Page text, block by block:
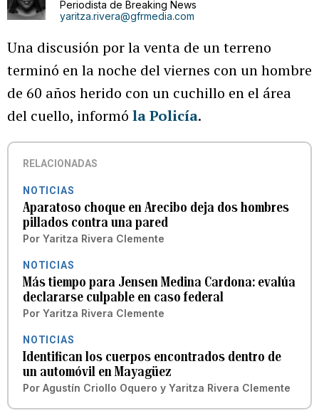
Periodista de Breaking News
yaritza.rivera@gfrmedia.com
Una discusión por la venta de un terreno
terminó en la noche del viernes con un hombre
de 60 años herido con un cuchillo en el área
del cuello, informó la Policía.
RELACIONADAS
NOTICIAS
Aparatoso choque en Arecibo deja dos hombres
pillados contra una pared
Por Yaritza Rivera Clemente
NOTICIAS
Más tiempo para Jensen Medina Cardona: evalúa
declararse culpable en caso federal
Por Yaritza Rivera Clemente
NOTICIAS
Identifican los cuerpos encontrados dentro de
un automóvil en Mayagüez
Por Agustín Criollo Oquero y Yaritza Rivera Clemente